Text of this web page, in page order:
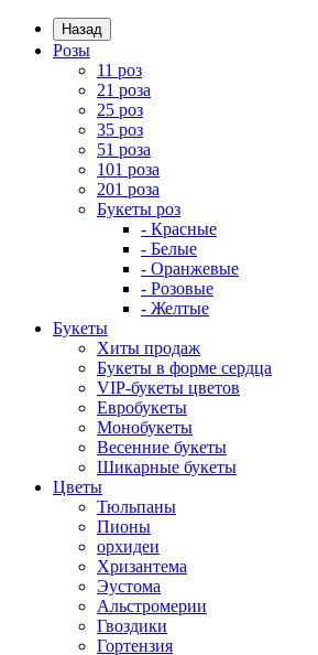
Назад
Розы
11 роз
21 роза
25 роз
35 роз
51 роза
101 роза
201 роза
Букеты роз
- Красные
- Белые
- Оранжевые
- Розовые
- Желтые
Букеты
Хиты продаж
Букеты в форме сердца
VIP-букеты цветов
Евробукеты
Монобукеты
Весенние букеты
Шикарные букеты
Цветы
Тюльпаны
Пионы
орхидеи
Хризантема
Эустома
Альстромерии
Гвоздики
Гортензия